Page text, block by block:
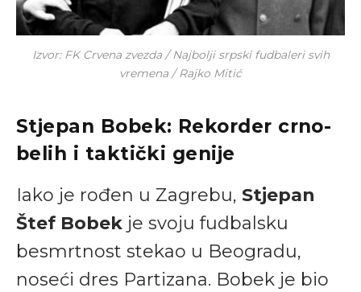
Izvor: FK Crvena zvezda / Najbolji srpski fudbaleri svih
vremena / Rajko Mitić
Stjepan Bobek: Rekorder crno-
belih i taktički genije
Iako je rođen u Zagrebu, Stjepan
Štef Bobek je svoju fudbalsku
besmrtnost stekao u Beogradu,
noseći dres Partizana. Bobek je bio